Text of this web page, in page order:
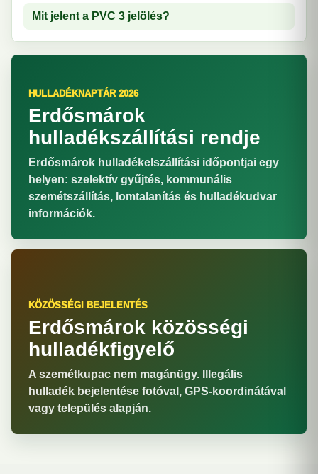
Mit jelent a PVC 3 jelölés?
HULLADÉKNAPTÁR 2026
Erdősmárok
hulladékszállítási rendje
Erdősmárok hulladékelszállítási időpontjai egy
helyen: szelektív gyűjtés, kommunális
szemétszállítás, lomtalanítás és hulladékudvar
információk.
KÖZÖSSÉGI BEJELENTÉS
Erdősmárok közösségi
hulladékfigyelő
A szemétkupac nem magánügy. Illegális
hulladék bejelentése fotóval, GPS-koordinátával
vagy település alapján.